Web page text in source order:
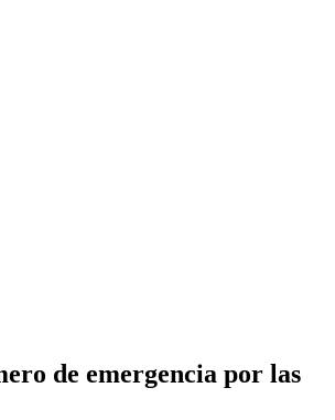
de emergencia por las